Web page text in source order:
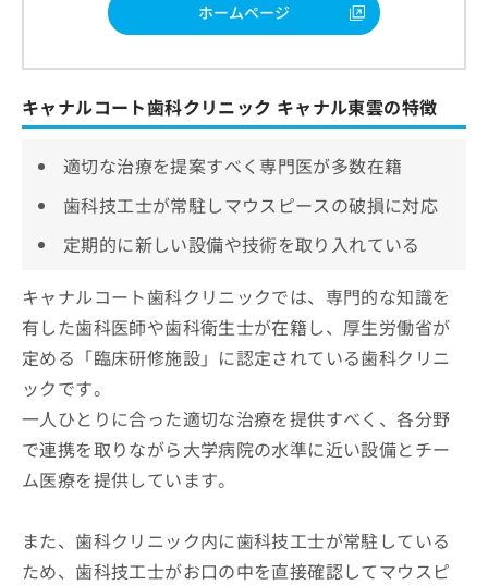
ホームページ
キャナルコート歯科クリニック キャナル東雲の特徴
適切な治療を提案すべく専門医が多数在籍
歯科技工士が常駐しマウスピースの破損に対応
定期的に新しい設備や技術を取り入れている
キャナルコート歯科クリニックでは、専門的な知識を
有した歯科医師や歯科衛生士が在籍し、厚生労働省が
定める「臨床研修施設」に認定されている歯科クリニ
ックです。
一人ひとりに合った適切な治療を提供すべく、各分野
で連携を取りながら大学病院の水準に近い設備とチー
ム医療を提供しています。
また、歯科クリニック内に歯科技工士が常駐している
ため、歯科技工士がお口の中を直接確認してマウスピ